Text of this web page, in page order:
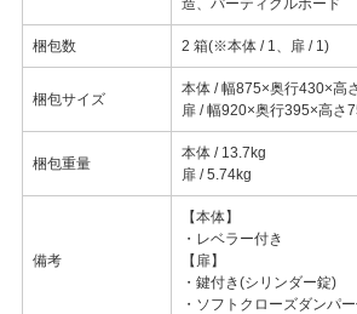
造、パーティクルボード
梱包数 2 箱(※本体 / 1、扉 / 1)
梱包サイズ
本体 / 幅875×奥行430×高
扉 / 幅920×奥行395×高さ
梱包重量
本体 / 13.7kg
扉 / 5.74kg
備考
【本体】
・レベラー付き
【扉】
・鍵付き(シリンダー錠)
・ソフトクローズダンパ